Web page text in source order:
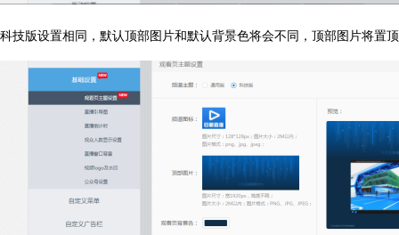
科技版设置相同，默认顶部图片和默认背景色将会不同，顶部图片将置